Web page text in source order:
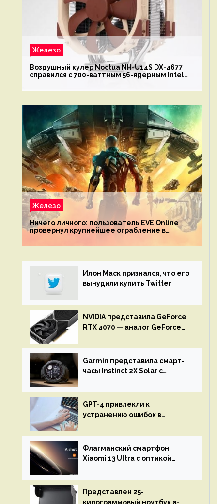
Железо
Воздушный кулер Noctua NH-U14S DX-4677
справился с 700-ваттным 56-ядерным Intel
Железо
Ничего личного: пользователь EVE Online
провернул крупнейшее ограбление в
механике
Илон Маск признался, что его
вынудили купить Twitter
NVIDIA представила GeForce
RTX 4070 — аналог GeForce
Garmin представила смарт-
часы Instinct 2X Solar с
GPT-4 привлекли к
устранению ошибок в
остановится до полного
восстановления кода и
объяснит, что пошло не так
Флагманский смартфон
Xiaomi 13 Ultra с оптикой
представят 18 апреля
Представлен 25-
килограммовый ноутбук a-